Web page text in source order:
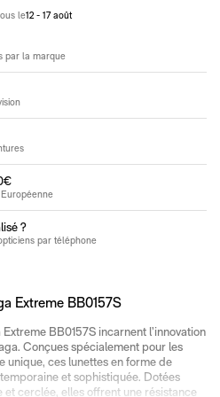
le12 - 17 août
par la marque
?
par téléphone
Extreme BB0157S
BB0157S incarnent l’innovation
Conçues spécialement pour les
unique, ces lunettes en forme de
et sophistiquée. Dotées
et cerclée, elles offrent une résistance